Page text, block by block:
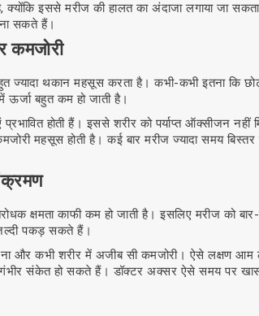
इससे मरीज की हालत का अंदाजा लगाया जा
सकते हैं।
कमजोरी
थकान महसूस करता है। कभी-कभी इतना कि
बहुत कम हो जाती है।
होती हैं। इससे शरीर को पर्याप्त ऑक्सीजन नहीं
महसूस होती है। कई बार मरीज ज्यादा समय बिस्तर
क्षमता काफी कम हो जाती है। इसलिए मरीज को
पकड़ सकते हैं।
और कभी शरीर में अजीब सी कमजोरी। ऐसे लक्षण
संकेत हो सकते हैं। डॉक्टर अक्सर ऐसे समय पर